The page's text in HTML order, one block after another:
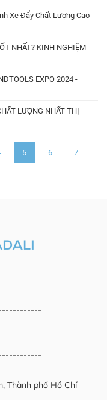
Xe Đẩy Chất Lượng Cao -
NHẤT? KINH NGHIỆM
EXPO 2024 -
LƯỢNG NHẤT THỊ
5 6 7
Thành phố Hồ Chí